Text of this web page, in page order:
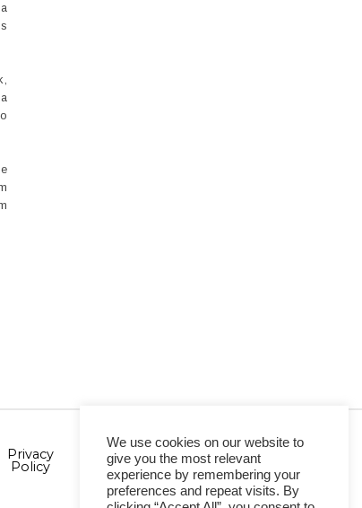
Privacy
Policy
We use cookies on our website to
give you the most relevant
experience by remembering your
preferences and repeat visits. By